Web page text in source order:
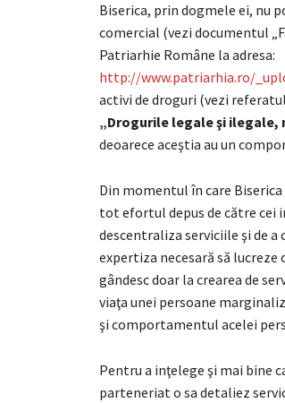
Biserica, prin dogmele ei, nu
comercial (vezi documentul
Patriarhie Române la adresa:
http://www.patriarhia.ro/
activi de droguri (vezi
„Drogurile legale şi ilegale,
deoarece aceştia au un
Din momentul în care
tot efortul depus de către cei
descentraliza serviciile şi de
expertiza necesară să
gândesc doar la crearea de
viaţa unei persoane
şi comportamentul acelei
Pentru a inţelege şi mai bine
parteneriat o sa detaliez